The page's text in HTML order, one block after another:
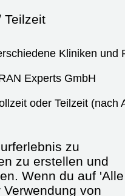
Teilzeit
Kliniken und
Experts GmbH
oder Teilzeit (nach
sofort oder nach
Unbefristet
€ brutto/Monat +
zu
zu erstellen und
Wenn du auf 'Alle
von